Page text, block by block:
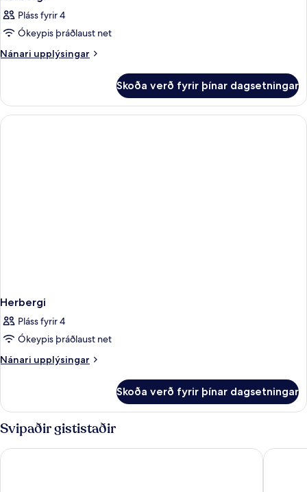
Pláss fyrir 4
Ókeypis þráðlaust net
Nánari upplýsingar
Nánari
Skoða verð fyrir þínar dagsetningar
Herbergi
Pláss fyrir 4
Ókeypis þráðlaust net
Nánari upplýsingar
Nánari
Skoða verð fyrir þínar dagsetningar
Svipaðir gististaðir
HOTEL AMBASSADOR NICE Hôtel